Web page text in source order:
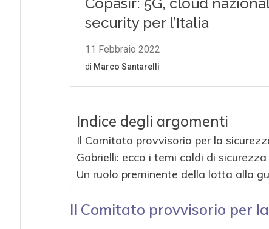
Indice degli argomenti
Il Comitato provvisorio per la
Gabrielli: ecco i temi caldi di
Un ruolo preminente della lotta alla
Il Comitato provvisorio per